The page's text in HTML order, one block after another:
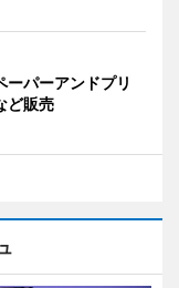
ーパーアンドプリ
ど販売